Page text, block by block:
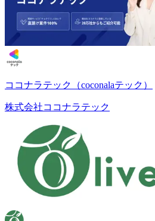
ココナラテック（coconalaテック）
株式会社ココナラテック